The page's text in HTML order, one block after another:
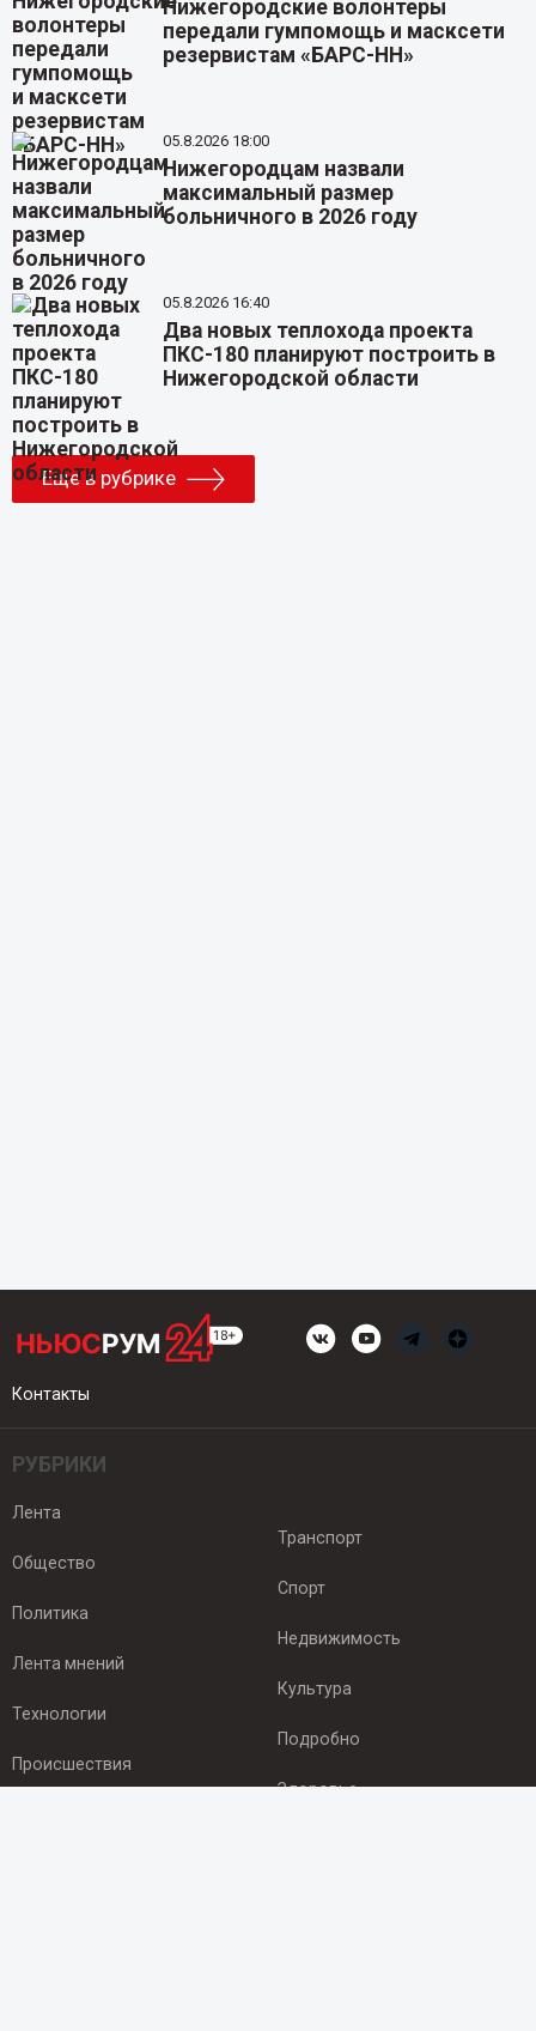
Нижегородские волонтеры
передали гумпомощь и масксети
резервистам «БАРС-НН»
05.8.2026 18:00
Нижегородцам назвали
максимальный размер
больничного в 2026 году
05.8.2026 16:40
Два новых теплохода проекта
ПКС-180 планируют построить в
Нижегородской области
Еще в рубрике
Контакты
РУБРИКИ
Лента
Общество
Политика
Лента мнений
Технологии
Происшествия
Транспорт
Спорт
Недвижимость
Культура
Подробно
Здоровье